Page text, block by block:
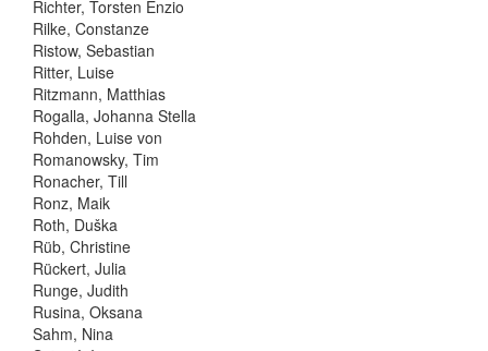
Richter, Torsten Enzio
Rilke, Constanze
Ristow, Sebastian
Ritter, Luise
Ritzmann, Matthias
Rogalla, Johanna Stella
Rohden, Luise von
Romanowsky, Tim
Ronacher, Till
Ronz, Maik
Roth, Duška
Rüb, Christine
Rückert, Julia
Runge, Judith
Rusina, Oksana
Sahm, Nina